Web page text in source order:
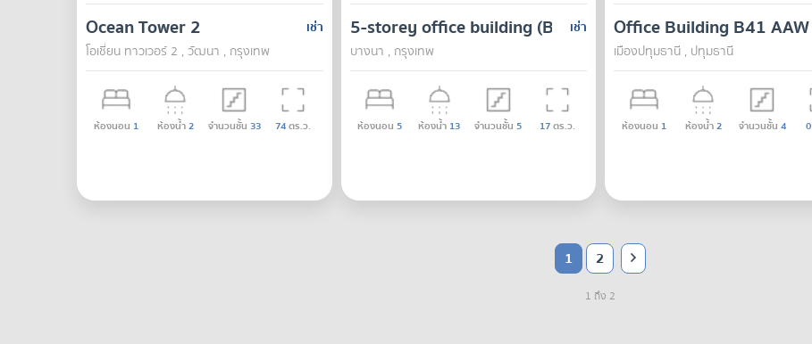
เช่า
Ocean Tower 2
โอเชี่ยน ทาวเวอร์ 2 , วัฒนา , กรุงเทพ
ห้องนอน 1 ห้องน้ำ2 จำนวนชั้น 33 74ตร.ว.
เช่า
5-storey office building (Bangna)
บางนา , กรุงเทพ
ห้องนอน 5 ห้องน้ำ 13 จำนวนชั้น 5 17ตร.ว.
Office Building B41 AAW
เมืองปทุมธานี , ปทุมธานี
ห้องนอน 1 ห้องน้ำ2 จำนวนชั้น 4 0
1 2
1 ถึง 2